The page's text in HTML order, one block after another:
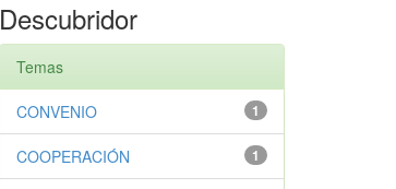
Descubridor
Temas
1
CONVENIO
1
COOPERACIÓN